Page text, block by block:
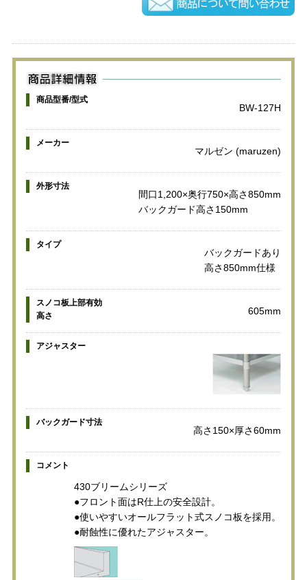
商品型番/型式
BW-127H
メーカー
マルゼン (maruzen)
外形寸法
間口1,200×奥行750×高さ850mm
バックガード高さ150mm
タイプ
バックガードあり
高さ850mm仕様
スノコ板上部有効
高さ
605mm
アジャスター
バックガード寸法
高さ150×厚さ60mm
コメント
430ブリームシリーズ
●フロント面はR仕上の安全設計。
●使いやすいオールフラット式スノコ板を採用。
●耐蝕性に優れたアジャスター。